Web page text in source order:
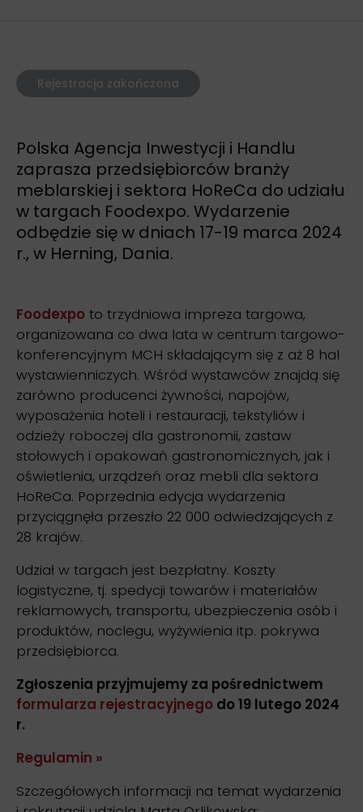
Rejestracja zakończona
Polska Agencja Inwestycji i Handlu
zaprasza przedsiębiorców branży
meblarskiej i sektora HoReCa do udziału
w targach Foodexpo. Wydarzenie
odbędzie się w dniach 17-19 marca 2024
r., w Herning, Dania.
Foodexpo to trzydniowa impreza targowa,
organizowana co dwa lata w centrum targowo-
konferencyjnym MCH składającym się z aż 8 hal
wystawienniczych. Wśród wystawców znajdą się
zarówno producenci żywności, napojów,
wyposażenia hoteli i restauracji, tekstyliów i
odzieży roboczej dla gastronomii, zastaw
stołowych i opakowań gastronomicznych, jak i
oświetlenia, urządzeń oraz mebli dla sektora
HoReCa. Poprzednia edycja wydarzenia
przyciągnęła przeszło 22 000 odwiedzających z
28 krajów.
Udział w targach jest bezpłatny. Koszty
logistyczne, tj. spedycji towarów i materiałów
reklamowych, transportu, ubezpieczenia osób i
produktów, noclegu, wyżywienia itp. pokrywa
przedsiębiorca.
Zgłoszenia przyjmujemy za pośrednictwem
formularza rejestracyjnego do 19 lutego 2024
r.
Regulamin »
Szczegółowych informacji na temat wydarzenia